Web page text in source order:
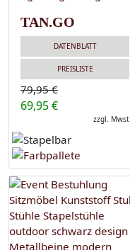
TAN.GO
DATENBLATT
PREISLISTE
79,95 €
69,95 €
zzgl. Mwst